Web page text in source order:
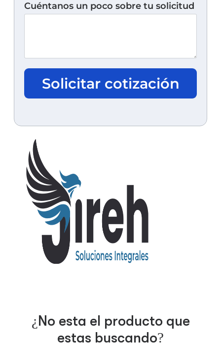
Cuéntanos un poco sobre tu solicitud
Solicitar cotización
¿No esta el producto que
estas buscando?